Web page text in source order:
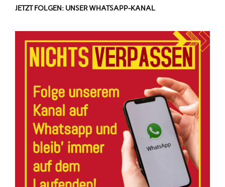
JETZT FOLGEN: UNSER WHATSAPP-KANAL